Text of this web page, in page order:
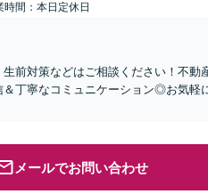
時間：本日定休日
前対策などはご相談ください！不動
丁寧なコミュニケーション◎お気軽
メールでお問い合わせ